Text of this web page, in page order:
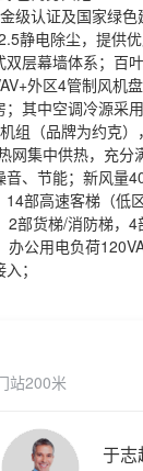
级认证及国家绿
静电除尘，提供优
层幕墙体系；百叶
外区4管制风机
；其中空调冷源采
组（品牌为约克
网集中供热，充分
、节能；新风量
14部高速客梯（低
部货梯/消防梯，4
公用电负荷
；
站200米
于志